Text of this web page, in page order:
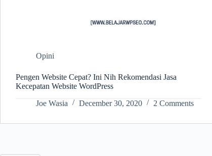
Opini
Pengen Website Cepat? Ini Nih Rekomendasi Jasa
Kecepatan Website WordPress
Joe Wasia
December 30, 2020 2 Comments